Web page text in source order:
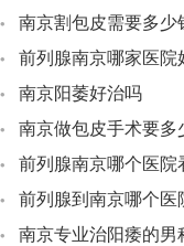
南京割包皮需要多少
前列腺南京哪家医院
南京阳萎好治吗
南京做包皮手术要多
前列腺南京哪个医院
前列腺到南京哪个医
南京专业治阳痿的男